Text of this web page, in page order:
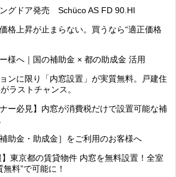
グドア発売 Schüco AS FD 90.HI
格上昇が止まらない。買うなら“適正価格
様へ｜国の補助金 × 都の助成金 活用
ンに限り「内窓設置」が実質無料。戸建住
ラストチャンス。
ー必見】内窓が消費税だけで設置可能な補
助金・助成金］をご利用のお客様へ
東京都の賃貸物件 内窓を無料設置！全室
料”で可能に！